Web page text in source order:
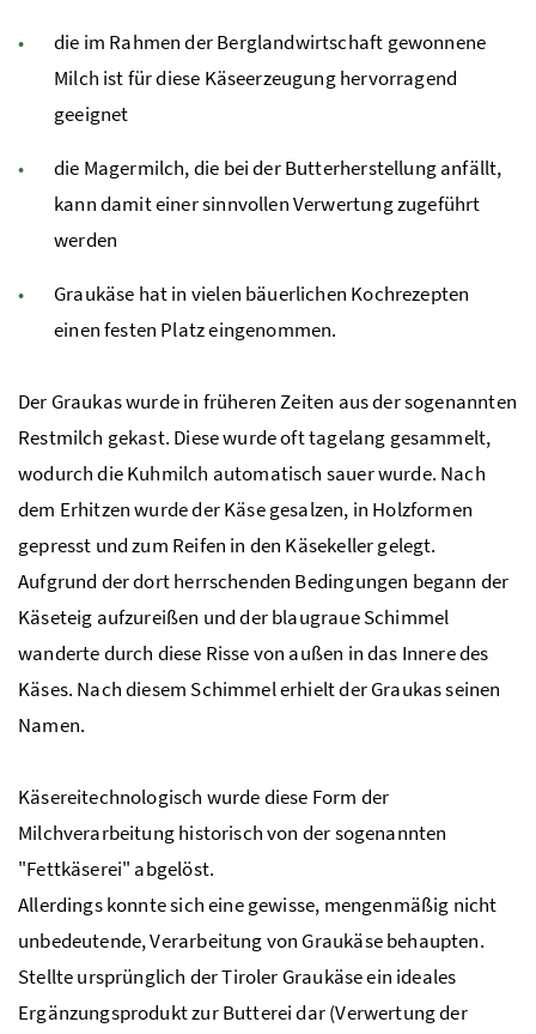
die im Rahmen der Berglandwirtschaft gewonnene
Milch ist für diese Käseerzeugung hervorragend
geeignet
die Magermilch, die bei der Butterherstellung anfällt,
kann damit einer sinnvollen Verwertung zugeführt
werden
Graukäse hat in vielen bäuerlichen Kochrezepten
einen festen Platz eingenommen.
Der Graukas wurde in früheren Zeiten aus der sogenannten
Restmilch gekast. Diese wurde oft tagelang gesammelt,
wodurch die Kuhmilch automatisch sauer wurde. Nach
dem Erhitzen wurde der Käse gesalzen, in Holzformen
gepresst und zum Reifen in den Käsekeller gelegt.
Aufgrund der dort herrschenden Bedingungen begann der
Käseteig aufzureißen und der blaugraue Schimmel
wanderte durch diese Risse von außen in das Innere des
Käses. Nach diesem Schimmel erhielt der Graukas seinen
Namen.
Käsereitechnologisch wurde diese Form der
Milchverarbeitung historisch von der sogenannten
"Fettkäserei" abgelöst.
Allerdings konnte sich eine gewisse, mengenmäßig nicht
unbedeutende, Verarbeitung von Graukäse behaupten.
Stellte ursprünglich der Tiroler Graukäse ein ideales
Ergänzungsprodukt zur Butterei dar (Verwertung der